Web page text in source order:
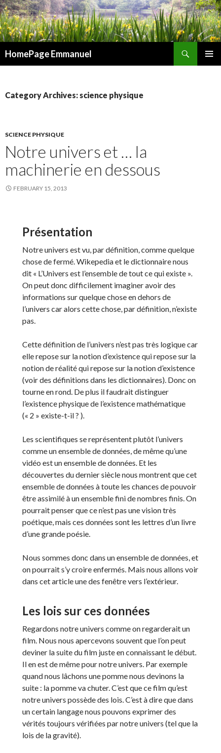
HomePage Emmanuel
Category Archives: science physique
SCIENCE PHYSIQUE
Notre univers et … la
machinerie en dessous
FEBRUARY 15, 2013
Présentation
Notre univers est vu, par définition, comme quelque
chose de fermé. Wikepedia et le dictionnaire nous
dit « L’Univers est l’ensemble de tout ce qui existe ».
On peut donc difficilement imaginer avoir des
informations sur quelque chose en dehors de
l’univers car alors cette chose, par définition, n’existe
pas.
Cette définition de l’univers n’est pas très logique car
elle repose sur la notion d’existence qui repose sur la
notion de réalité qui repose sur la notion d’existence
(voir des définitions dans les dictionnaires). Donc on
tourne en rond. De plus il faudrait distinguer
l’existence physique de l’existence mathématique
(« 2 » existe-t-il ? ).
Les scientifiques se représentent plutôt l’univers
comme un ensemble de données, de même qu’une
vidéo est un ensemble de données. Et les
découvertes du dernier siècle nous montrent que cet
ensemble de données à toute les chances de pouvoir
être assimilé à un ensemble fini de nombres finis. On
pourrait penser que ce n’est pas une vision très
poétique, mais ces données sont les lettres d’un livre
d’une grande poésie.
Nous sommes donc dans un ensemble de données, et
on pourrait s’y croire enfermés. Mais nous allons voir
dans cet article une des fenêtre vers l’extérieur.
Les lois sur ces données
Regardons notre univers comme on regarderait un
film. Nous nous apercevons souvent que l’on peut
deviner la suite du film juste en connaissant le début.
Il en est de même pour notre univers. Par exemple
quand nous lâchons une pomme nous devinons la
suite : la pomme va chuter. C’est que ce film qu’est
notre univers possède des lois. C’est à dire que dans
un certain langage nous pouvons exprimer des
vérités toujours vérifiées par notre univers (tel que la
lois de la gravité).